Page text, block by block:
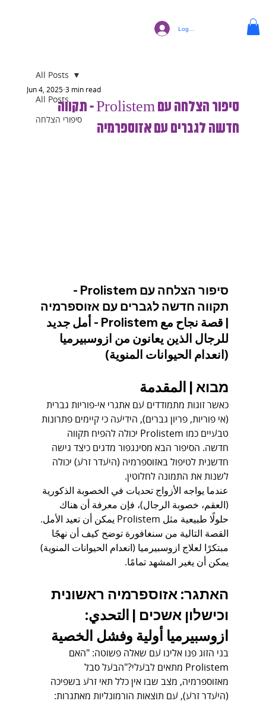
Log In
All Posts
סיפורי הצלחה
All Posts
סיפור הצלחה עם Prolistem - תקווה
חדשה לגברים עם אזוספרמיה
Jun 4, 2025 3 min read
סיפור הצלחה עם Prolistem -
תקווה חדשה לגברים עם אזוספרמיה
| قصة نجاح مع Prolistem - أمل جديد
للرجال الذين يعانون من ازوسبيرميا
(انعدام الحيوانات المنوية)
מבוא | المقدمة
כאשר זוגות מתמודדים עם אתגרי אי-פוריות גברית
(אי פוריות, פריון גברים), הידיעה כי קיימים פתרונות
טבעיים כמו Prolistem יכולה להפיח תקווה
חדשה. הסיפור הבא מסינגפור מדגים כיצד גישה
חדשנית לטיפול באזוספרמיה (היעדר זרע) יכולה
לשנות את התמונה לחלוטין.
عندما يواجه الأزواج تحديات في الخصوبة الذكورية
(العقم، خصوبة الرجال)، فإن معرفة أن هناك
حلولًا طبيعية مثل Prolistem يمكن أن تعيد الأمل.
القصة التالية من سنغافورة توضح كيف أن نهجًا
مبتكرًا لعلاج ازوسبيرميا (انعدام الحيوانات المنوية)
يمكن أن يغير المشهد تمامًا.
האתגר: אזוספרמיה ראשונית
וכישלון אשכים | التحدي:
ازوسبيرميا أولية وفشل الخصية
בני הזוג פנו אלינו עם שאלה פשוטה: "האם
Prolistem מתאים לבעלי?"הבעל סבל
מאזוספרמיה, מצב שבו אין כלל תאי זרע בשפיכה
(היעדר זרע), עם תוצאות הורמונליות מאתגרות: